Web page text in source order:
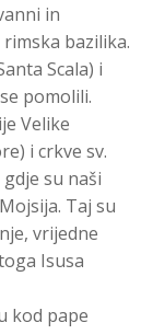
in
bazilika.
Scala) i
pomolili.
Velike
i crkve sv.
su naši
Taj su
vrijedne
Isusa
kod pape